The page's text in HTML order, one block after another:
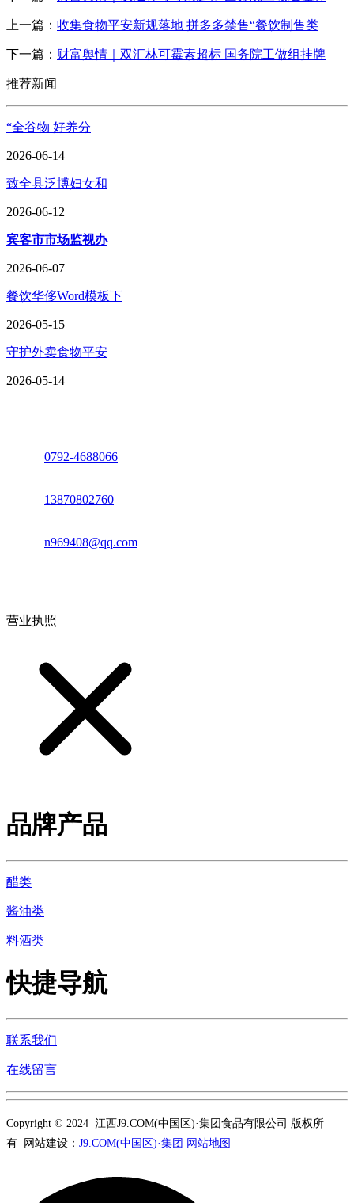
上一篇： 收集食物平安新规落地 拼多多禁售“餐饮制售类
下一篇： 财富舆情｜双汇林可霉素超标 国务院工做组挂牌
推荐新闻
“全谷物 好养分
2026-06-14
致全县泛博妇女和
2026-06-12
宾客市市场监视办
2026-06-07
餐饮华侈Word模板下
2026-05-15
守护外卖食物平安
2026-05-14
0792-4688066
13870802760
n969408@qq.com
营业执照
品牌产品
醋类
酱油类
料酒类
快捷导航
联系我们
在线留言
Copyright © 2024 江西J9.COM(中国区)·集团食品有限公司 版权所
有 网站建设： J9.COM(中国区)·集团 网站地图